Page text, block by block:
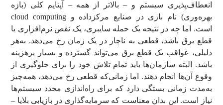
انعطاف‌پذیری سیستم و – بالاتر از همه – آپتایم کلی (بازه
بهره‌وری) نام بازی در صنایع مرکزداده و cloud computing
است. اما چه در نتیجه یک حمله سایبری، یک نقص نرم‌افزاری یا
قطع برق باشد، قطعی به ناچار در یک زمان رخ می‌دهد. به‌هر
دلیلی، عواقب یک قطع برق می‌تواند گسترده و بسیار پرهزینه
باشد. البته سازمان‌ها باید تمام تلاش خود را برای جلوگیری از
وقوع آن‌ها انجام دهند. اما زمانی‌که قطعی رخ می‌دهد، همه‌چیز
به‌مدت زمانی بستگی دارد که برای راه‌اندازی مجدد سیستم‌ها
نیاز است. این بدان معناست که سرمایه‌گذاری در بازیابی بلایا –